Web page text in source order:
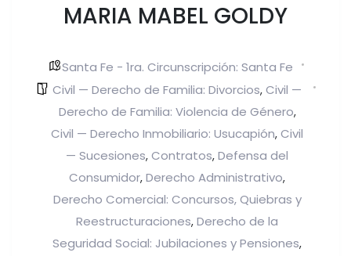
MARIA MABEL GOLDY
Santa Fe - 1ra. Circunscripción: Santa Fe
Civil — Derecho de Familia: Divorcios, Civil —
Derecho de Familia: Violencia de Género,
Civil — Derecho Inmobiliario: Usucapión, Civil
— Sucesiones, Contratos, Defensa del
Consumidor, Derecho Administrativo,
Derecho Comercial: Concursos, Quiebras y
Reestructuraciones, Derecho de la
Seguridad Social: Jubilaciones y Pensiones,